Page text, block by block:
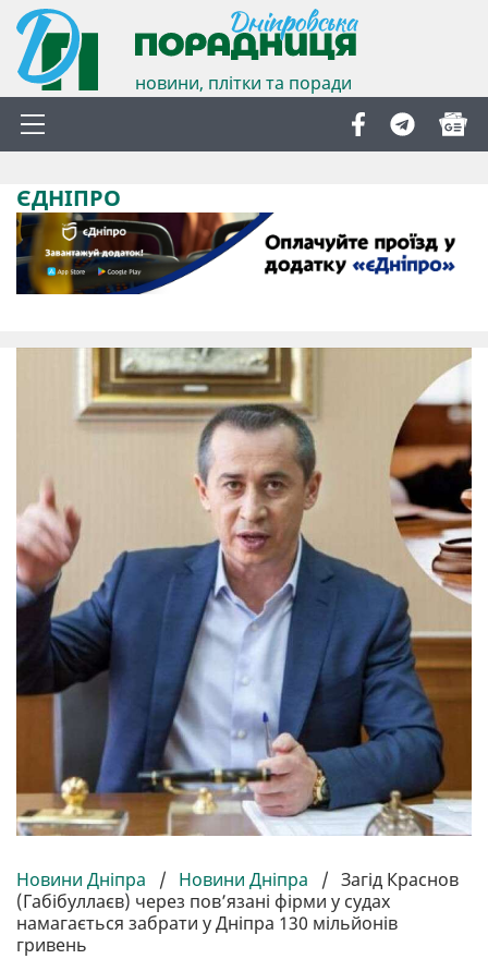
новини, плітки та поради
ЄДНІПРО
Новини Дніпра / Новини Дніпра / Загід Краснов
(Габібуллаєв) через повʼязані фірми у судах
намагається забрати у Дніпра 130 мільйонів
гривень